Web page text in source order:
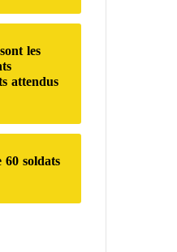
les
attendus
soldats